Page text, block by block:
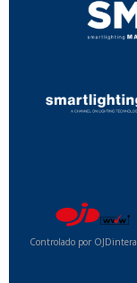
Controlado por